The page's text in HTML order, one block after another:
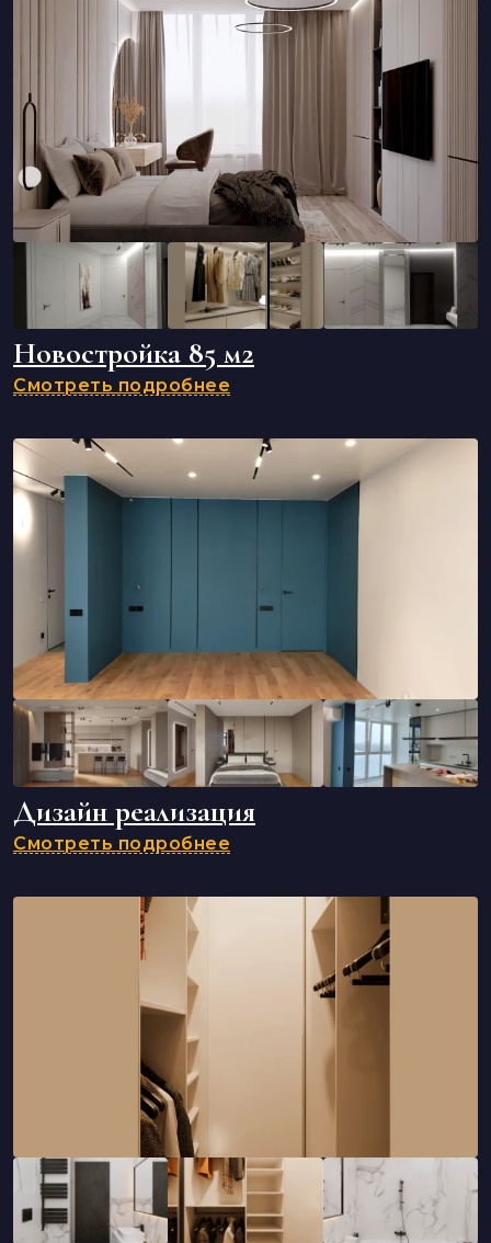
Новостройка 85 м2
Смотреть подробнее
Дизайн реализация
Смотреть подробнее